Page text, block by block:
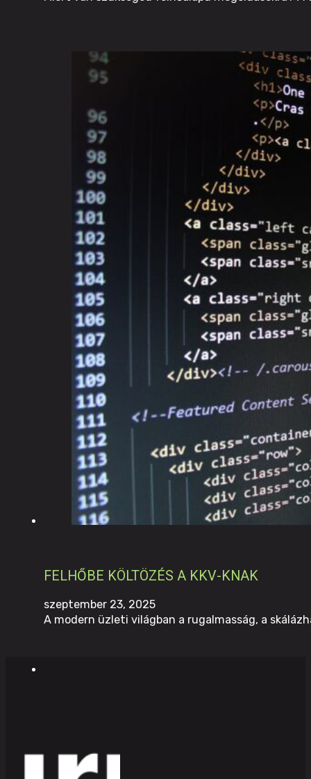
FELHŐBE KÖLTÖZÉS A KKV-KNAK
szeptember 23, 2025
A modern üzleti világban a rugalmasság, a